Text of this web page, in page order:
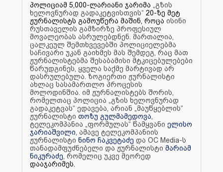
პოლიციამ 5,000-ლარიანი ჯარიმა „გზის
ხელოვნურად გადაკეტვისთვის“ 20-ზე მეტ
ჟურნალისტს გამოუწერა მაშინ, როცა ისინი
რუსთაველის გამზირზე პროფესიულ
მოვალეობას ასრულებდნენ. მართალია,
ცალკეულ შემთხვევებში პოლიციელებმა
საჩივარი უკან გაიხმეს მას შემდეგ, რაც მათ
ჟურნალისტებმა შესაბამისი მტკიცებულებები
წარუდგინეს, ყველა საქმე მარტივად არ
დასრულებულა. ზოგიერთი ჟურნალისტი
ახლაც სასამართლო პროცესის
მოლოდინშია. იმ ჟურნალისტებს შორის,
რომელთაც პოლიცია „გზის ხელოვნურად
გადაკეტვას“ ედავება, არიან „მაუწყებლის“
ჟურნალისტი თოზუ გულმამედოვა
ტელეკომპანია „ფორმულას“ წამყვანი ელისო
ჯარიაშვილი , ამავე ტელეკომპანიის
ჟურნალისტი ნინო ჩაკვეტაძე და OC Media-ს
თანადამფუძნებელი და ჟურნალისტი მარიამ
ნიკურაძე , რომელიც უკვე მეორედ
დააჯარიმეს.